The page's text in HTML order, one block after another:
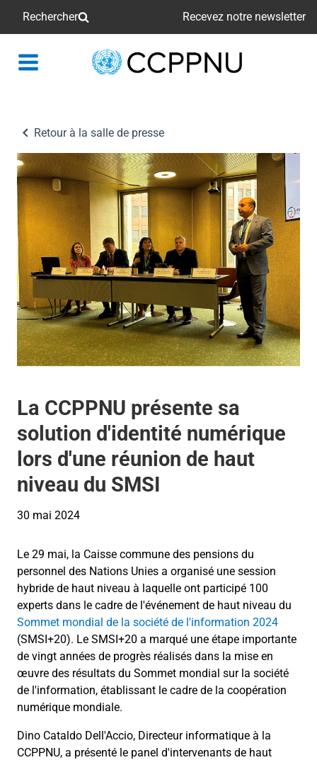
Rechercher Recevez notre newsletter
retour
Retour à la salle de presse
La CCPPNU présente sa
solution d'identité numérique
lors d'une réunion de haut
niveau du SMSI
30 mai 2024
Le 29 mai, la Caisse commune des pensions du
personnel des Nations Unies a organisé une session
hybride de haut niveau à laquelle ont participé 100
experts dans le cadre de l'événement de haut niveau du
Sommet mondial de la société de l'information 2024
(SMSI+20). Le SMSI+20 a marqué une étape importante
de vingt années de progrès réalisés dans la mise en
œuvre des résultats du Sommet mondial sur la société
de l'information, établissant le cadre de la coopération
numérique mondiale.
Dino Cataldo Dell'Accio, Directeur informatique à la
CCPPNU, a présenté le panel d'intervenants de haut